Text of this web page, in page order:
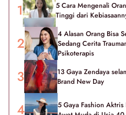
5 Cara Mengenali
Tinggi dari
4 Alasan Orang Bisa
Sedang Cerita
Psikoterapis
13 Gaya Zendaya
Brand New Day
5 Gaya Fashion